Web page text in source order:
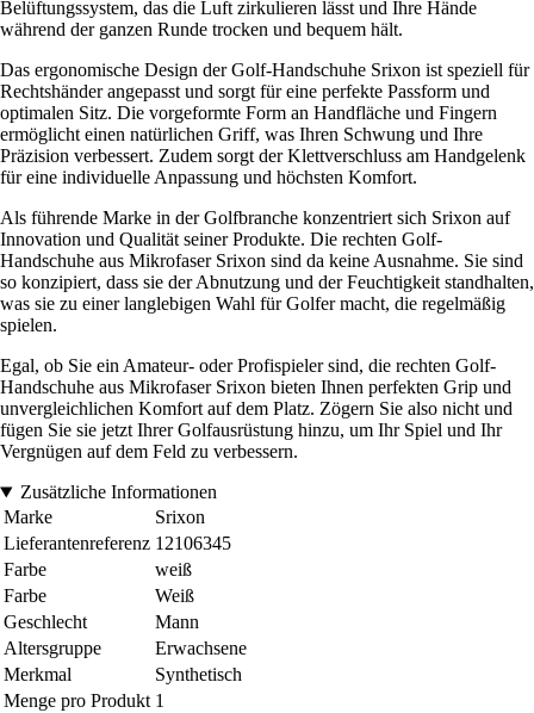
Belüftungssystem, das die Luft zirkulieren lässt und Ihre Hände
während der ganzen Runde trocken und bequem hält.
Das ergonomische Design der Golf-Handschuhe Srixon ist speziell für
Rechtshänder angepasst und sorgt für eine perfekte Passform und
optimalen Sitz. Die vorgeformte Form an Handfläche und Fingern
ermöglicht einen natürlichen Griff, was Ihren Schwung und Ihre
Präzision verbessert. Zudem sorgt der Klettverschluss am Handgelenk
für eine individuelle Anpassung und höchsten Komfort.
Als führende Marke in der Golfbranche konzentriert sich Srixon auf
Innovation und Qualität seiner Produkte. Die rechten Golf-
Handschuhe aus Mikrofaser Srixon sind da keine Ausnahme. Sie sind
so konzipiert, dass sie der Abnutzung und der Feuchtigkeit standhalten,
was sie zu einer langlebigen Wahl für Golfer macht, die regelmäßig
spielen.
Egal, ob Sie ein Amateur- oder Profispieler sind, die rechten Golf-
Handschuhe aus Mikrofaser Srixon bieten Ihnen perfekten Grip und
unvergleichlichen Komfort auf dem Platz. Zögern Sie also nicht und
fügen Sie sie jetzt Ihrer Golfausrüstung hinzu, um Ihr Spiel und Ihr
Vergnügen auf dem Feld zu verbessern.
Zusätzliche Informationen
Marke
Srixon
Lieferantenreferenz 12106345
Farbe
weiß
Farbe
Weiß
Geschlecht
Mann
Altersgruppe
Erwachsene
Merkmal
Synthetisch
Menge pro Produkt 1